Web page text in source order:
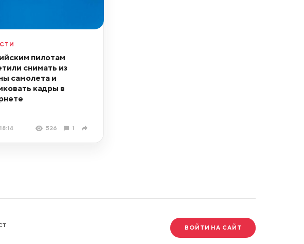
пилотам
снимать из
самолета и
кадры в
526 1
ВОЙТИ НА САЙТ